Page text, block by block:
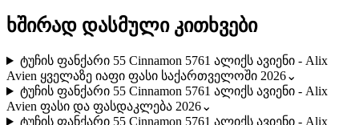
ხშირად დასმული კითხვები
ტუჩის ფანქარი 55 Cinnamon 5761 ალიქს ავიენი - Alix
Avien ყველაზე იაფი ფასი საქართველოში 2026⌄
ტუჩის ფანქარი 55 Cinnamon 5761 ალიქს ავიენი - Alix
Avien ფასი და ფასდაკლება 2026⌄
ტუჩის ფანქარი 55 Cinnamon 5761 ალიქს ავიენი - Alix